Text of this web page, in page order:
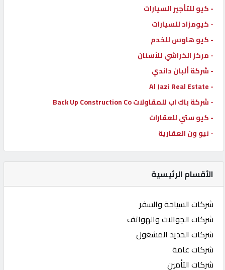
- كيو للتأجير السيارات
- كيومزاد للسيارات
- كيو هاوس للخدم
- مركز الخراشي للأسنان
- شركة ألبان داندي
- Al Jazi Real Estate
- شركة باك اب للمقاولات Back Up Construction Co
- كيو ستي للعقارات
- نيو ون العقارية
الأقسام الرئيسية
شركات السياحة والسفر
شركات الجوالات والهواتف
شركات الحديد المشغول
شركات عامة
شركات التأمين